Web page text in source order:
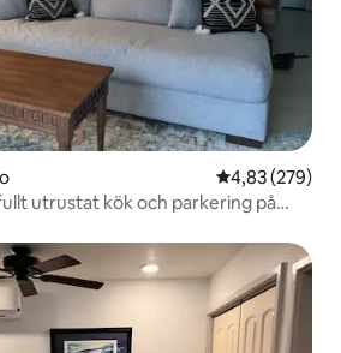
4,83 av 5 i
4,83 (279)
utrustat kök och parkering på